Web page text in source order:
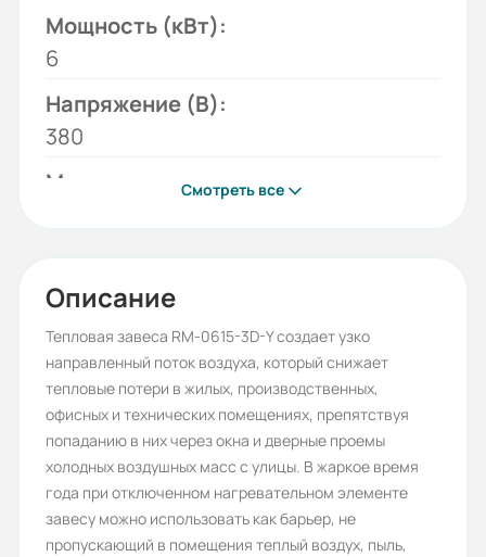
Мощность (кВт):
6
Напряжение (В):
380
Модель:
3; 6
Бренд:
Hintek
Номинальный ток (А):
9,1
Степень защиты (IP):
IP20
Смотреть все
Описание
Тепловая завеса RM-0615-3D-Y создает узко
направленный поток воздуха, который снижает
тепловые потери в жилых, производственных,
офисных и технических помещениях, препятствуя
попаданию в них через окна и дверные проемы
холодных воздушных масс с улицы. В жаркое время
года при отключенном нагревательном элементе
завесу можно использовать как барьер, не
пропускающий в помещения теплый воздух, пыль,